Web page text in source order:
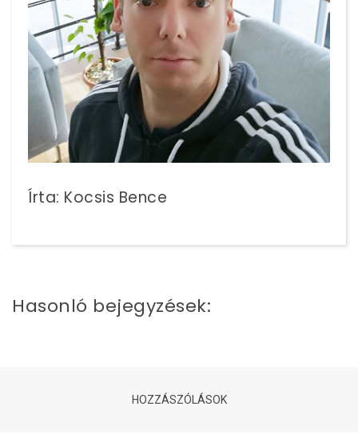
Írta: Kocsis Bence
Hasonló bejegyzések:
HOZZÁSZÓLÁSOK